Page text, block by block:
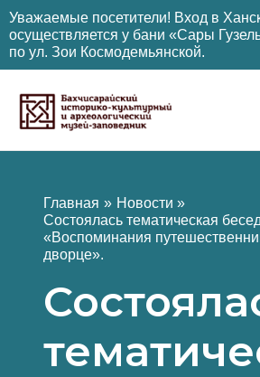
Уважаемые посетители! Вход в
осуществляется у бани «Сары
по ул. Зои Космодемьянской.
содержимому
Главная
Новости
Состоялась тематическая
«Воспоминания
дворце».